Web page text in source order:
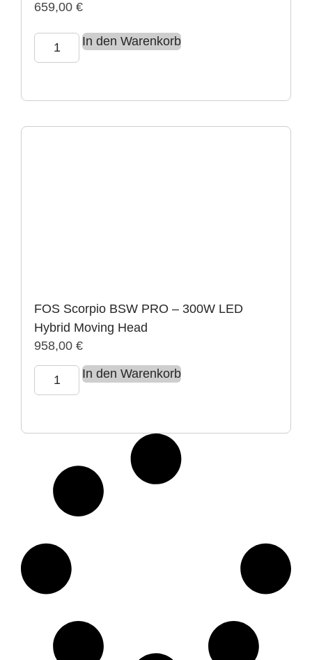
659,00 €
In den Warenkorb
FOS Scorpio BSW PRO – 300W LED
Hybrid Moving Head
958,00 €
In den Warenkorb